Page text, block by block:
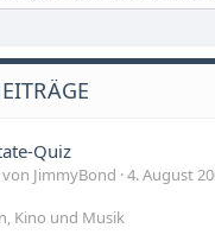
Quiz
JimmyBond 4. August
Kino und Musik